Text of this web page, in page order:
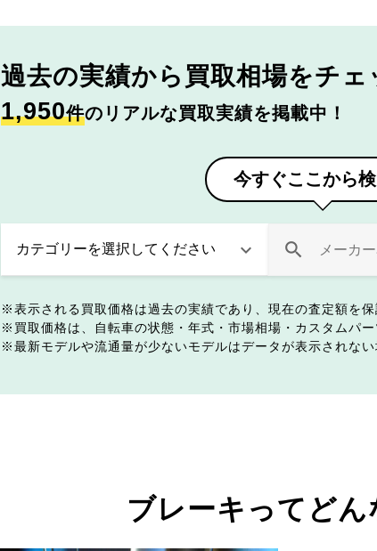
過去の実績から 買取相場をチェ
1,950件のリアルな買取実績を掲載中！
今すぐここから検
表示される買取価格は過去の実績であり、現在の査定額を保
買取価格は、自転車の状態・年式・市場相場・カスタムパ
最新モデルや流通量が少ないモデルはデータが表示されない
ブレーキってどん